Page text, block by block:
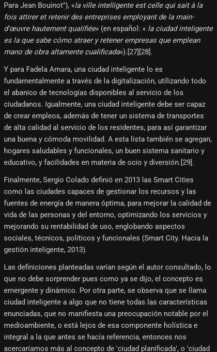
Para Jean Bouinot"), «la ville intelligente est celle qui sait à la
fois attirer et retenir des entreprises employant de la main-
d'œuvre hautement qualifiée» (en español: « la ciudad inteligente
es la que sabe cómo atraer y retener empresas que emplean
mano de obra altamente cualificada»).[27]​[28]​.
Y para Fadela Amara, una ciudad inteligente lo es
fundamentalmente a través de la digitalización, utilizando todo
el abanico de tecnologías disponibles al servicio de los
ciudadanos. Igualmente, una ciudad inteligente debe ser capaz
de crear empleos, además de tener un sistema de transportes
de alta calidad al servicio de los residentes, para así garantizar
una buena y cómoda movilidad. A esta lista también se agregan,
hogares saludables y funcionales, un buen sistema sanitario y
educativo, y facilidades en materia de ocio y diversión.[29]​.
Finalmente, Sergio Colado definió en 2013 las Smart Cities
como las ciudades capaces de gestionar los recursos y las
fuentes de energía de manera óptima, para mejorar la calidad de
vida de las personas y del entorno, optimizando los servicios y
mejorando su rentabilidad de uso, englobando aspectos
sociales, técnicos, políticos y funcionales (Smart City. Hacia la
gestión inteligente, 2013).
Las definiciones planteadas varían según el autor consultado, lo
que no debe sorprender pues como ya se dijo, el concepto es
emergente y dinámico. Por otra parte, se observa que se llama
ciudad inteligente a algo que no tiene todas las características
enunciadas, que no manifiesta una preocupación notable por el
medioambiente, o está lejos de esa componente holística e
integral a la que antes se hacía referencia, entonces nos
acercaríamos más al concepto de 'ciudad planificada', o 'ciudad